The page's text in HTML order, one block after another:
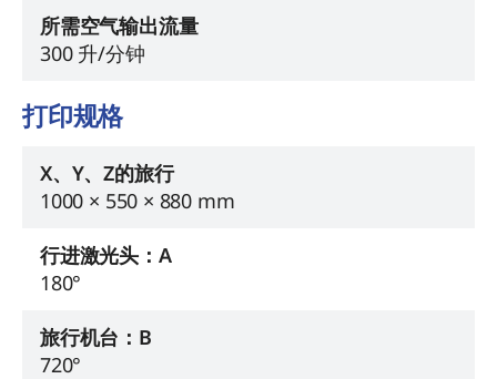
所需空气输出流量
300 升/分钟
打印规格
X、Y、Z的旅行
1000 × 550 × 880 mm
行进激光头：A
180°
旅行机台：B
720°